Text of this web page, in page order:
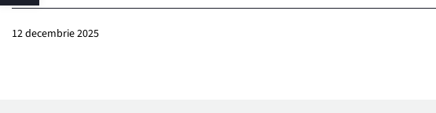
12 decembrie 2025